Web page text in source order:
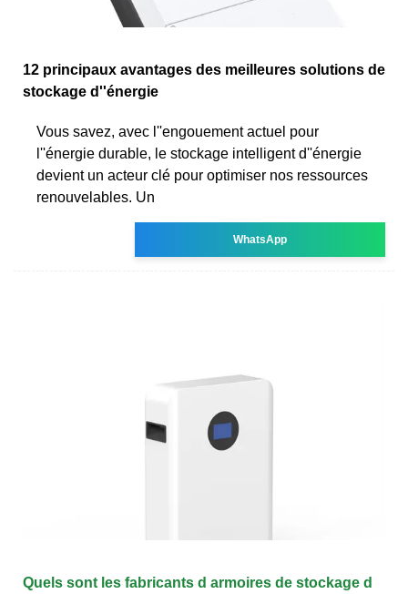
12 principaux avantages des meilleures solutions de
stockage d''énergie
Vous savez, avec l''engouement actuel pour
l''énergie durable, le stockage intelligent d''énergie
devient un acteur clé pour optimiser nos ressources
renouvelables. Un
WhatsApp
Quels sont les fabricants d armoires de stockage d